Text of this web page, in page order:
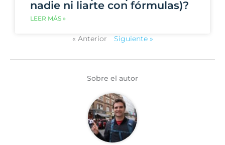
nadie ni liarte con fórmulas)?
LEER MÁS »
« Anterior Siguiente »
Sobre el autor